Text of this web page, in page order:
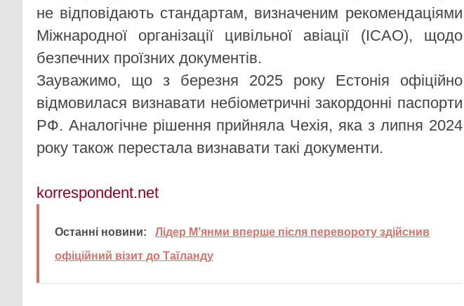
не відповідають стандартам, визначеним рекомендаціями
Міжнародної організації цивільної авіації (ICAO), щодо
безпечних проїзних документів.
Зауважимо, що з березня 2025 року Естонія офіційно
відмовилася визнавати небіометричні закордонні паспорти
РФ. Аналогічне рішення прийняла Чехія, яка з липня 2024
року також перестала визнавати такі документи.
korrespondent.net
Останні новини:
Лідер М’янми вперше після перевороту здійснив
офіційний візит до Таїланду